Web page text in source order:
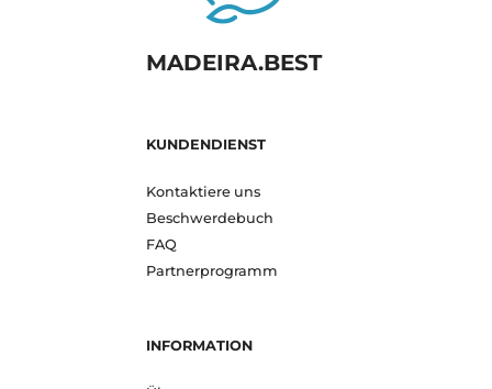
MADEIRA.BEST
KUNDENDIENST
Kontaktiere uns
Beschwerdebuch
FAQ
Partnerprogramm
INFORMATION